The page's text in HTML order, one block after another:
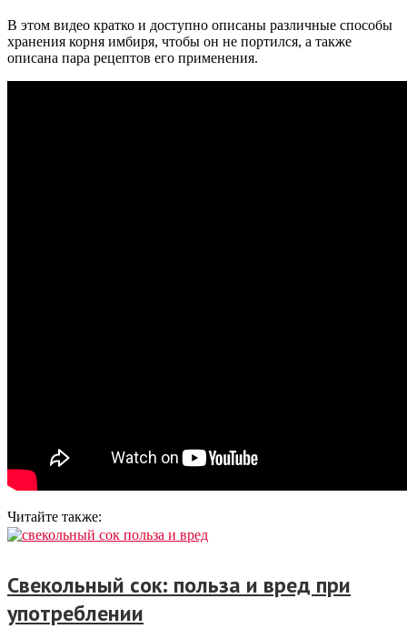
В этом видео кратко и доступно описаны различные способы
хранения корня имбиря, чтобы он не портился, а также
описана пара рецептов его применения.
Читайте также:
Свекольный сок: польза и вред при
употреблении